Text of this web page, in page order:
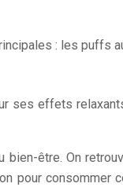
: les puffs
ses effets
bien-être. On
pour consommer